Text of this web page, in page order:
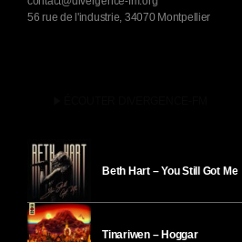
56 rue de l'industrie, 34070 Montpellier
Beth Hart – You Still Got Me
Tinariwen – Hoggar